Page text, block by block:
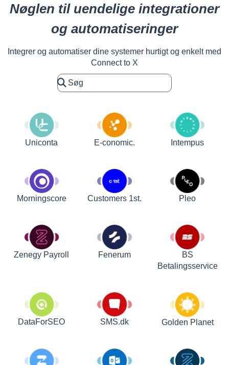
Nøglen til uendelige integrationer
og automatiseringer
Integrer og automatiser dine systemer hurtigt og enkelt med
Connect to X
Uniconta E-conomic. Intempus
Morningscore Customers 1st. Pleo
Zenegy Payroll Fenerum
BS
Betalingsservice
DataForSEO SMS.dk Golden Planet